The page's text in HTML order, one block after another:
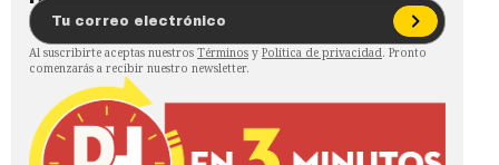
Al suscribirte aceptas nuestros Términos y Política de privacidad. Pronto
comenzarás a recibir nuestro newsletter.